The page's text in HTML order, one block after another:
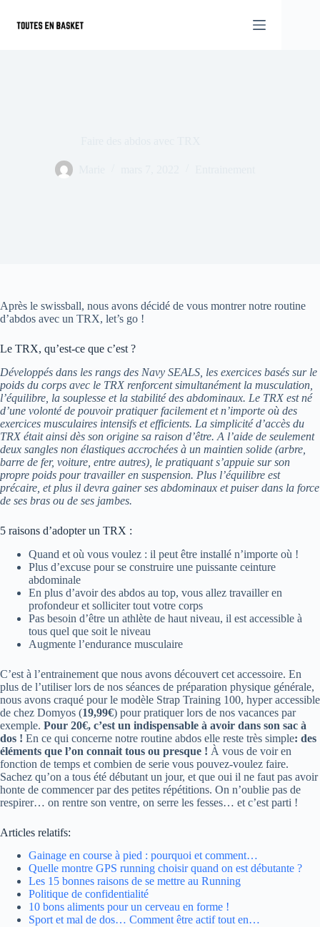
contenu
Après le swissball, nous avons décidé de vous montrer notre routine
d’abdos avec un TRX, let’s go !
Le TRX, qu’est-ce que c’est ?
Développés dans les rangs des Navy SEALS, les exercices basés sur le
poids du corps avec le TRX renforcent simultanément la musculation,
l’équilibre, la souplesse et la stabilité des abdominaux. Le TRX est né
d’une volonté de pouvoir pratiquer facilement et n’importe où des
exercices musculaires intensifs et efficients. La simplicité d’accès du
TRX était ainsi dès son origine sa raison d’être. A l’aide de seulement
deux sangles non élastiques accrochées à un maintien solide (arbre,
barre de fer, voiture, entre autres), le pratiquant s’appuie sur son
propre poids pour travailler en suspension. Plus l’équilibre est
précaire, et plus il devra gainer ses abdominaux et puiser dans la force
de ses bras ou de ses jambes.
5 raisons d’adopter un TRX :
Quand et où vous voulez : il peut être installé n’importe où !
Plus d’excuse pour se construire une puissante ceinture
abdominale
En plus d’avoir des abdos au top, vous allez travailler en
profondeur et solliciter tout votre corps
Pas besoin d’être un athlète de haut niveau, il est accessible à
tous quel que soit le niveau
Augmente l’endurance musculaire
C’est à l’entrainement que nous avons découvert cet accessoire. En
plus de l’utiliser lors de nos séances de préparation physique générale,
nous avons craqué pour le modèle Strap Training 100, hyper accessible
de chez Domyos (19,99€) pour pratiquer lors de nos vacances par
exemple. Pour 20€, c’est un indispensable à avoir dans son sac à
dos ! En ce qui concerne notre routine abdos elle reste très simple: des
éléments que l’on connait tous ou presque ! À vous de voir en
fonction de temps et combien de serie vous pouvez-voulez faire.
Sachez qu’on a tous été débutant un jour, et que oui il ne faut pas avoir
honte de commencer par des petites répétitions. On n’oublie pas de
respirer… on rentre son ventre, on serre les fesses… et c’est parti !
Articles relatifs:
Gainage en course à pied : pourquoi et comment…
Quelle montre GPS running choisir quand on est débutante ?
Les 15 bonnes raisons de se mettre au Running
Politique de confidentialité
10 bons aliments pour un cerveau en forme !
Sport et mal de dos… Comment être actif tout en…